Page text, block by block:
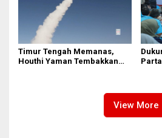
Timur Tengah Memanas,
Houthi Yaman Tembakkan
View More